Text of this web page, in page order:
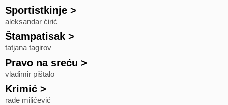
Sportistkinje >
aleksandar ćirić
Štampatisak >
tatjana tagirov
Pravo na sreću >
vladimir pištalo
Krimić >
rade milićević